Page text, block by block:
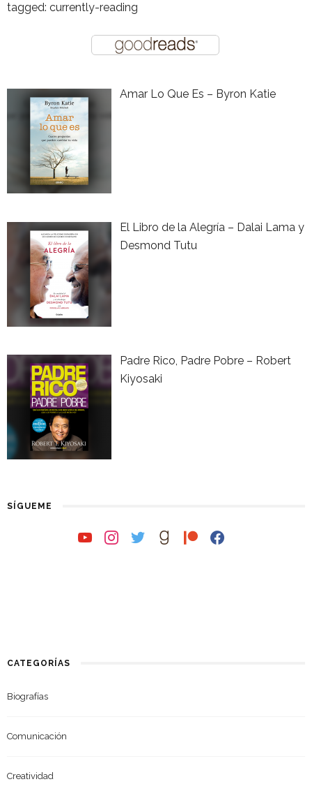
tagged: currently-reading
Amar Lo Que Es – Byron Katie
El Libro de la Alegría – Dalai Lama y
Desmond Tutu
Padre Rico, Padre Pobre – Robert
Kiyosaki
SÍGUEME
youtubeinstagramtwittergoodreads
patreonfacebook
CATEGORÍAS
Biografías
Comunicación
Creatividad